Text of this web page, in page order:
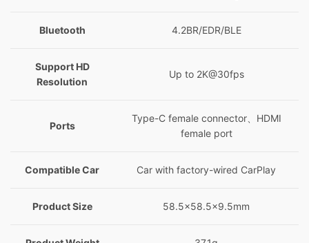
Bluetooth 4.2BR/EDR/BLE
Support HD
Resolution
Up to 2K@30fps
Ports
Type-C female connector、HDMI
female port
Compatible Car Car with factory-wired CarPlay
Product Size 58.5×58.5×9.5mm